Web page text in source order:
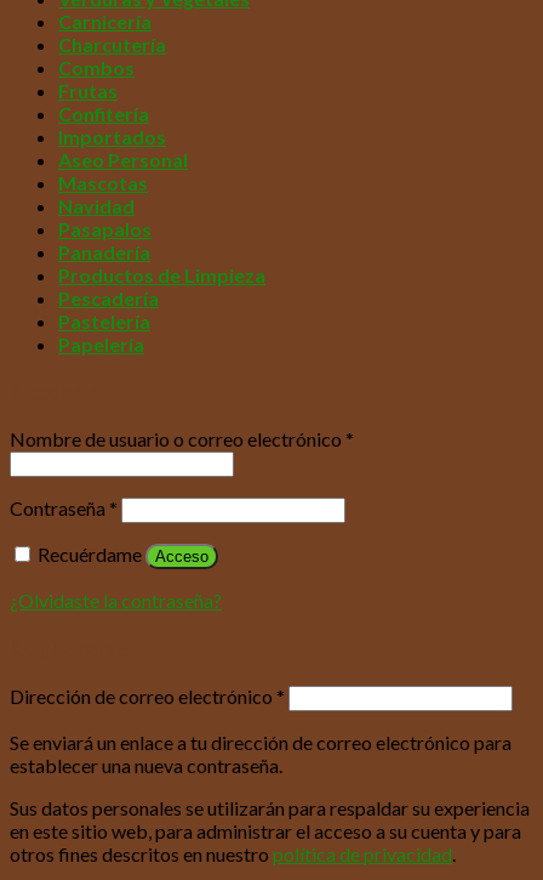
Carnicería
Charcutería
Combos
Frutas
Confitería
Importados
Aseo Personal
Mascotas
Navidad
Pasapalos
Panadería
Productos de Limpieza
Pescadería
Pastelería
Papelería
Nombre de usuario o correo electrónico *
Contraseña *
Recuérdame
Acceso
¿Olvidaste la contraseña?
Dirección de correo electrónico *
Se enviará un enlace a tu dirección de correo electrónico para
establecer una nueva contraseña.
Sus datos personales se utilizarán para respaldar su experiencia
en este sitio web, para administrar el acceso a su cuenta y para
otros fines descritos en nuestro política de privacidad